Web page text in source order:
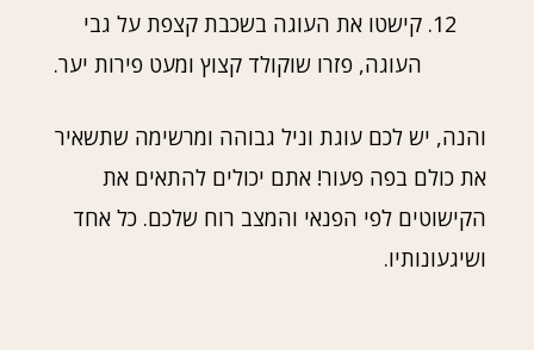
קישטו את העוגה בשכבת קצפת על גבי
העוגה, פזרו שוקולד קצוץ ומעט פירות יער.
והנה, יש לכם עוגת וניל גבוהה ומרשימה שתשאיר
את כולם בפה פעור! אתם יכולים להתאים את
הקישוטים לפי הפנאי והמצב רוח שלכם. כל אחד
ושיגעונותיו.